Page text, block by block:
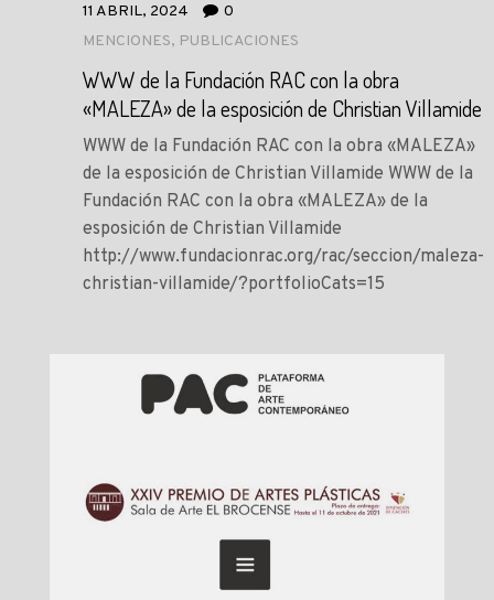
11 ABRIL, 2024
0
MENCIONES, PUBLICACIONES
WWW de la Fundación RAC con la obra
«MALEZA» de la esposición de Christian Villamide
WWW de la Fundación RAC con la obra «MALEZA»
de la esposición de Christian Villamide WWW de la
Fundación RAC con la obra «MALEZA» de la
esposición de Christian Villamide
http://www.fundacionrac.org/rac/seccion/maleza-
christian-villamide/?portfolioCats=15